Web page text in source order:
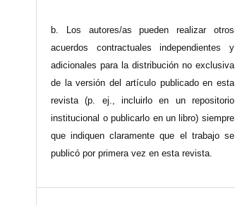
b. Los autores/as pueden realizar otros
acuerdos contractuales independientes y
adicionales para la distribución no exclusiva
de la versión del artículo publicado en esta
revista (p. ej., incluirlo en un repositorio
institucional o publicarlo en un libro) siempre
que indiquen claramente que el trabajo se
publicó por primera vez en esta revista.